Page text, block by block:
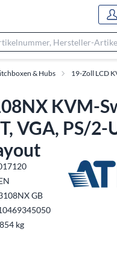
& Hubs 19-Zoll LCD
KVM-
VGA, PS/2-
GB
kg